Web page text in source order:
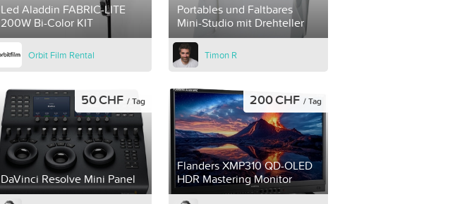
Led Aladdin FABRIC-LITE
200W Bi-Color KIT
Orbit Film Rental
Portables und Faltbares
Mini-Studio mit Drehteller
Timon R
DaVinci Resolve Mini Panel
50 CHF / Tag
Flanders XMP310 QD-OLED
HDR Mastering Monitor
200 CHF / Tag